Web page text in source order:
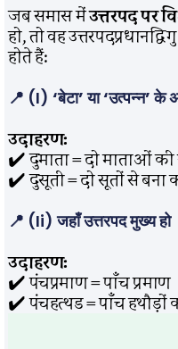
जब समास मेंउत्तरपद पर
हो, तो वह
होते हैं:
📍 (i)‘बेटा’ या ‘उत्पन्न’ के
उदाहरण:
✔️ दुमाता = दो माताओं
✔️ दुसूती = दो सूतों से बना
📍 (ii)जहाँ उत्तरपद मुख्य हो
उदाहरण:
✔️ पंचप्रमाण = पाँच प्रमाण
✔️ पंचहत्थड = पाँच हथौड़ों